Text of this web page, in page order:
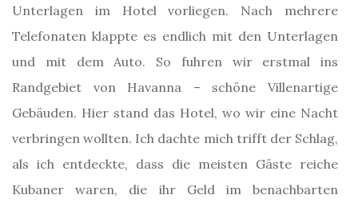
Unterlagen im Hotel vorliegen. Nach mehrere
Telefonaten klappte es endlich mit den Unterlagen
und mit dem Auto. So fuhren wir erstmal ins
Randgebiet von Havanna – schöne Villenartige
Gebäuden. Hier stand das Hotel, wo wir eine Nacht
verbringen wollten. Ich dachte mich trifft der Schlag,
als ich entdeckte, dass die meisten Gäste reiche
Kubaner waren, die ihr Geld im benachbarten